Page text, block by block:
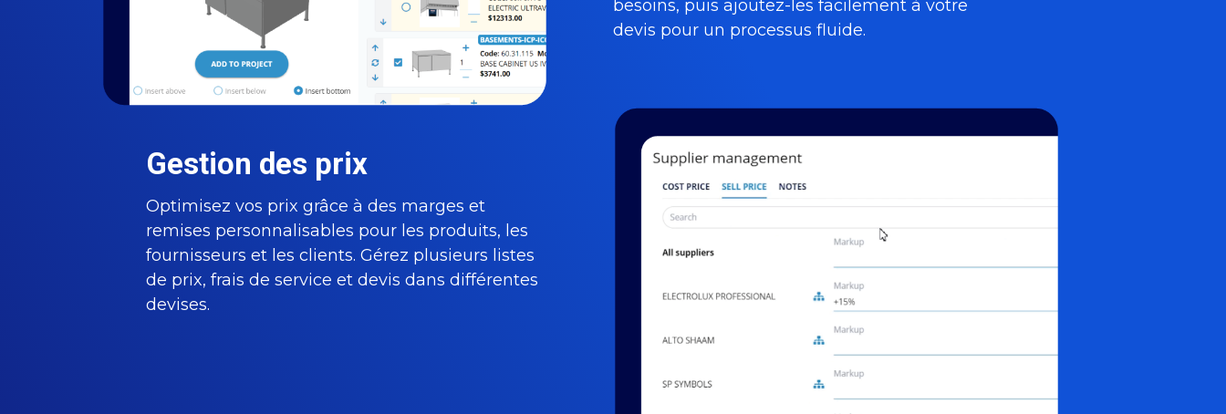
besoins, puis ajoutez-les facilement à votre
devis pour un processus fluide.
Gestion des prix
Optimisez vos prix grâce à des marges et
remises personnalisables pour les produits, les
fournisseurs et les clients. Gérez plusieurs listes
de prix, frais de service et devis dans différentes
devises.